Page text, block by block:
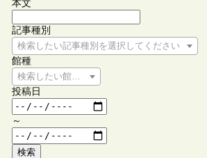
本文
記事種別
検索したい記事種別を選択してください
館種
検索したい館種を選択してください
投稿日
～
検索